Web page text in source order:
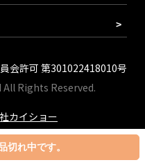
切れ中です。
会許可 第301022418010号
Rights Reserved.
カイショー